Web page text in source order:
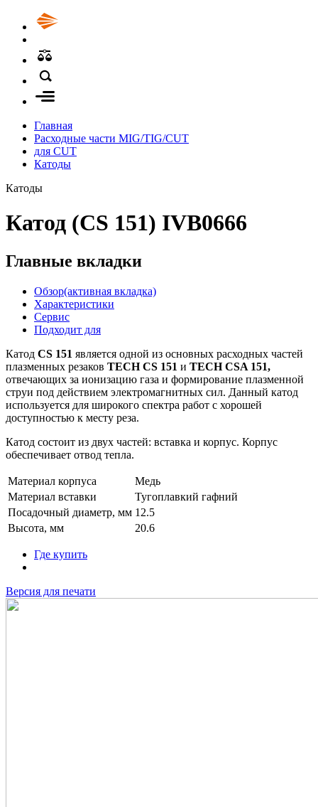
Главная
Расходные части MIG/TIG/CUT
для CUT
Катоды
Катоды
Катод (CS 151) IVB0666
Главные вкладки
Обзор(активная вкладка)
Характеристики
Сервис
Подходит для
Катод CS 151 является одной из основных расходных частей
плазменных резаков TECH CS 151 и TECH CSA 151,
отвечающих за ионизацию газа и формирование плазменной
струи под действием электромагнитных сил. Данный катод
используется для широкого спектра работ с хорошей
доступностью к месту реза.
Катод состоит из двух частей: вставка и корпус. Корпус
обеспечивает отвод тепла.
Материал корпуса
Медь
Материал вставки
Тугоплавкий гафний
Посадочный диаметр, мм 12.5
Высота, мм
20.6
Где купить
Версия для печати